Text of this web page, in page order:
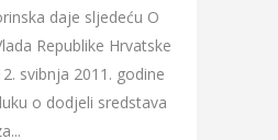
daje sljedeću O
Republike Hrvatske
svibnja 2011. godine
o dodjeli sredstava